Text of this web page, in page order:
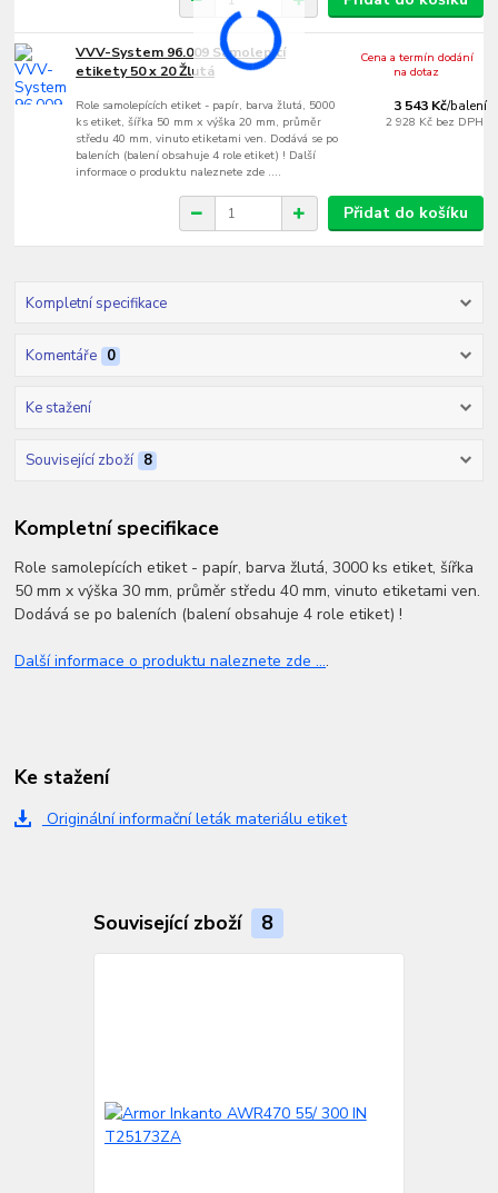
VVV-System 96.009 Samolepící
etikety 50 x 20 Žlutá
Role samolepících etiket - papír, barva žlutá, 5000
ks etiket, šířka 50 mm x výška 20 mm, průměr
středu 40 mm, vinuto etiketami ven. Dodává se po
baleních (balení obsahuje 4 role etiket) ! Další
informace o produktu naleznete zde ....
3 543 Kč/balení
2 928 Kč bez DPH
Cena a termín dodání
na dotaz
Přidat do košíku
Kompletní specifikace
Komentáře 0
Ke stažení
Související zboží 8
Kompletní specifikace
Role samolepících etiket - papír, barva žlutá, 3000 ks etiket, šířka
50 mm x výška 30 mm, průměr středu 40 mm, vinuto etiketami ven.
Dodává se po baleních (balení obsahuje 4 role etiket) !
Další informace o produktu naleznete zde ....
Ke stažení
Originální informační leták materiálu etiket
Související zboží 8